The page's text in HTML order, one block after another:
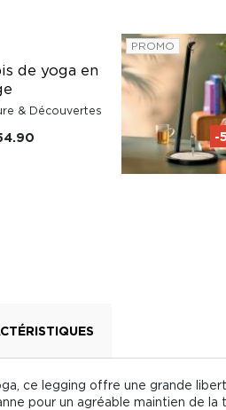
de yoga en
& Découvertes
PROMO
-
ce legging offre une grande
pour un agréable maintien de